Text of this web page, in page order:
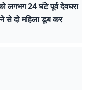
लगभग 24 घंटे पूर्व देवघरा
से दो महिला डूब कर